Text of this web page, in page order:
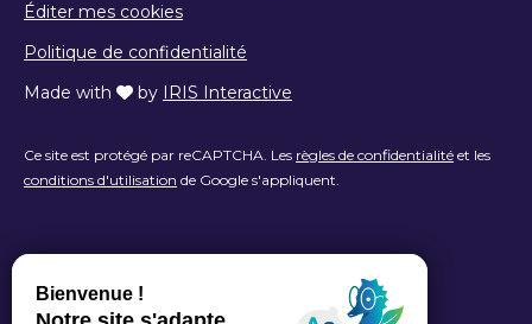
Éditer mes cookies
Politique de confidentialité
Made with
by IRIS Interactive
Ce site est protégé par reCAPTCHA. Les règles de confidentialité et les
conditions d'utilisation de Google s'appliquent.